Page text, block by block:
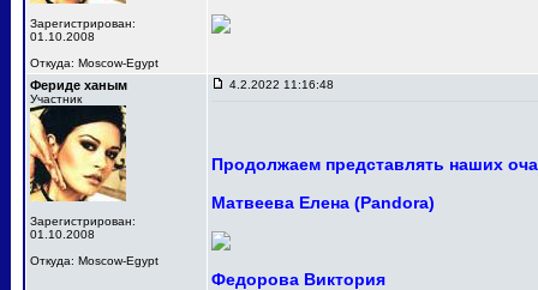
Зарегистрирован:
01.10.2008
Откуда: Moscow-Egypt
Фериде ханым
Участник
Зарегистрирован:
01.10.2008
Откуда: Moscow-Egypt
4.2.2022 11:16:48
Продолжаем представлять наших
Матвеева Елена (Pandora)
Федорова Виктория